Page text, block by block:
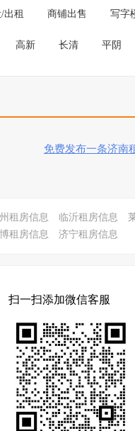
出租 商铺出售 写字
高新 长清 平阴
免费发布一条济南
租房信息 临沂租房信息
租房信息 济宁租房信息
扫一扫添加微信客服